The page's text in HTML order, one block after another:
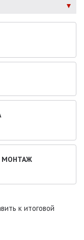
МОНТАЖ
к итоговой